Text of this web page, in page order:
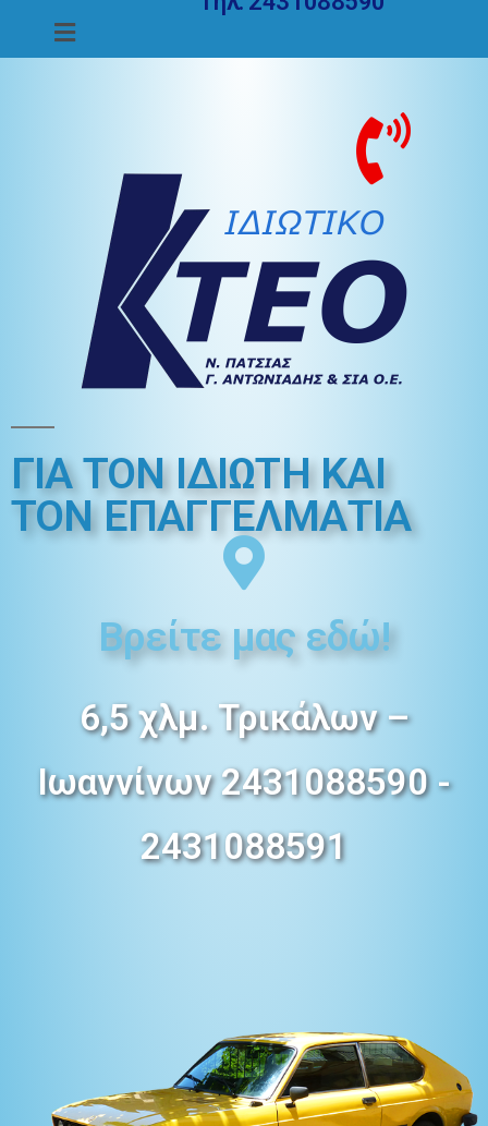
ΓΙΑ ΤΟΝ ΙΔΙΩΤΗ ΚΑΙ
ΤΟΝ ΕΠΑΓΓΕΛMΑΤΙΑ
Βρείτε μας εδώ!
6,5 χλμ. Τρικάλων –
Ιωαννίνων 2431088590 -
2431088591